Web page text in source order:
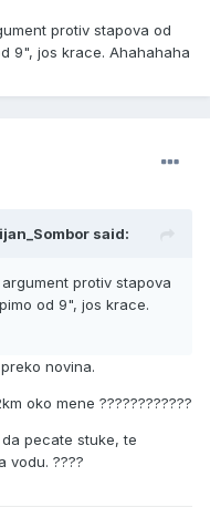
protiv stapova od
9", jos krace. Ahahahaha
said:
protiv stapova
od 9", jos krace.
novina.
oko mene ????????????
pecate stuke, te
vodu. ????